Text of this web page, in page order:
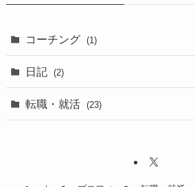
コーチング (1)
日記 (2)
転職・就活 (23)